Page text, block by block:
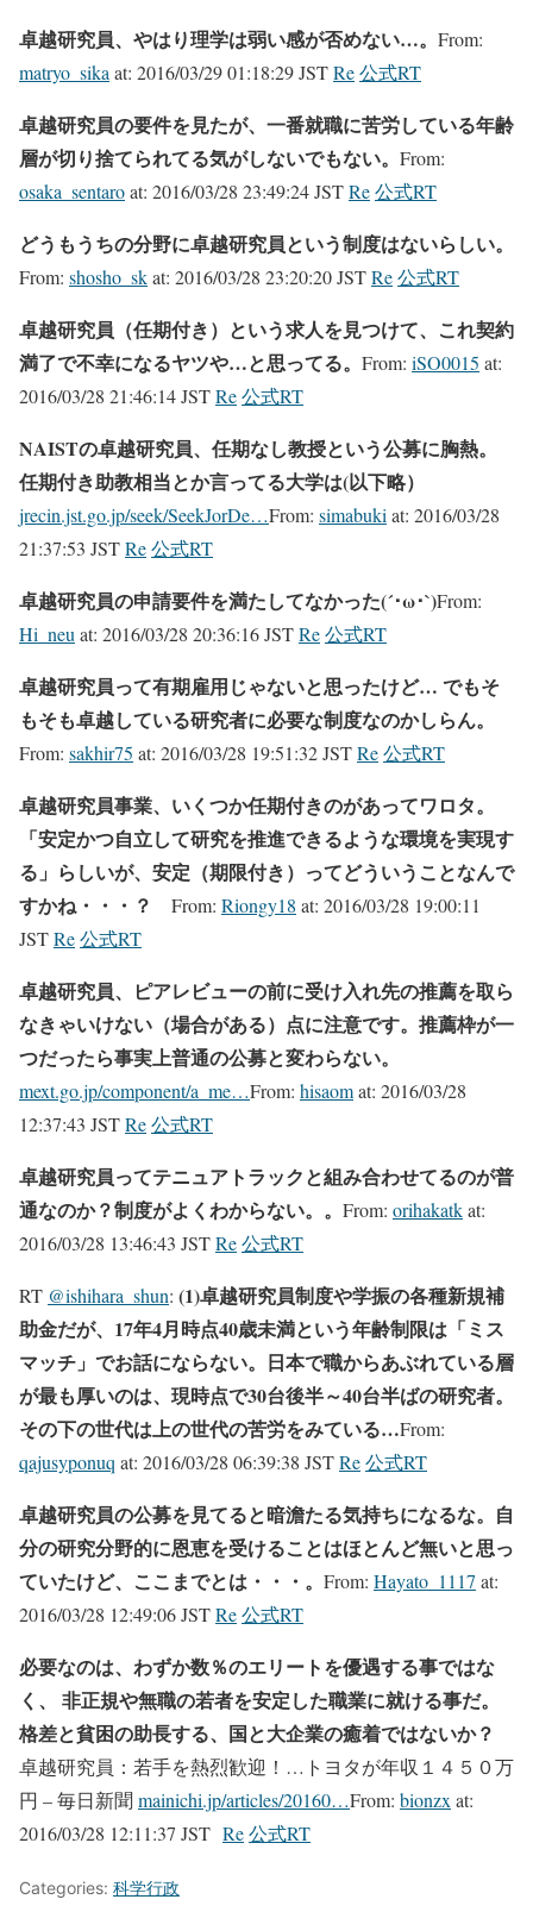
卓越研究員、やはり理学は弱い感が否めない…。 From:
matryo_sika at: 2016/03/29 01:18:29 JSTRe公式RT
卓越研究員の要件を見たが、一番就職に苦労している年齢
層が切り捨てられてる気がしないでもない。 From:
osaka_sentaroat: 2016/03/28 23:49:24 JSTRe公式RT
どうもうちの分野に卓越研究員という制度はないらしい。
From: shosho_skat: 2016/03/28 23:20:20 JSTRe公式RT
卓越研究員（任期付き）という求人を見つけて、これ契約
満了で不幸になるヤツや…と思ってる。 From: iSO0015 at:
2016/03/28 21:46:14 JSTRe公式RT
NAISTの卓越研究員、任期なし教授という公募に胸熱。
任期付き助教相当とか言ってる大学は(以下略）
jrecin.jst.go.jp/seek/SeekJorDe…From: simabuki at: 2016/03/28
21:37:53 JSTRe公式RT
卓越研究員の申請要件を満たしてなかった(´･ω･`)From:
Hi_neu at: 2016/03/28 20:36:16 JSTRe公式RT
卓越研究員って有期雇用じゃないと思ったけど… でもそ
もそも卓越している研究者に必要な制度なのかしらん。
From: sakhir75 at: 2016/03/28 19:51:32 JSTRe公式RT
卓越研究員事業、いくつか任期付きのがあってワロタ。
「安定かつ自立して研究を推進できるような環境を実現す
る」らしいが、安定（期限付き）ってどういうことなんで
すかね・・・？
From: Riongy18 at: 2016/03/28 19:00:11
JSTRe公式RT
卓越研究員、ピアレビューの前に受け入れ先の推薦を取ら
なきゃいけない（場合がある）点に注意です。推薦枠が一
つだったら事実上普通の公募と変わらない。
mext.go.jp/component/a_me…From: hisaomat: 2016/03/28
12:37:43 JSTRe公式RT
卓越研究員ってテニュアトラックと組み合わせてるのが普
通なのか？制度がよくわからない。。 From: orihakatkat:
2016/03/28 13:46:43 JSTRe公式RT
RT @ishihara_shun: (1)卓越研究員制度や学振の各種新規補
助金だが、17年4月時点40歳未満という年齢制限は「ミス
マッチ」でお話にならない。日本で職からあぶれている層
が最も厚いのは、現時点で30台後半～40台半ばの研究者。
その下の世代は上の世代の苦労をみている…From:
qajusyponuq at: 2016/03/28 06:39:38 JSTRe公式RT
卓越研究員の公募を見てると暗澹たる気持ちになるな。自
分の研究分野的に恩恵を受けることはほとんど無いと思っ
ていたけど、ここまでとは・・・。 From: Hayato_1117 at:
2016/03/28 12:49:06 JSTRe公式RT
必要なのは、わずか数％のエリートを優遇する事ではな
く、 非正規や無職の若者を安定した職業に就ける事だ。
格差と貧困の助長する、国と大企業の癒着ではないか？
卓越研究員：若手を熱烈歓迎！…トヨタが年収１４５０万
円 – 毎日新聞 mainichi.jp/articles/20160…From: bionzx at:
2016/03/28 12:11:37 JST Re公式RT
Categories: 科学行政